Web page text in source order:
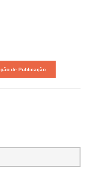
de Publicação